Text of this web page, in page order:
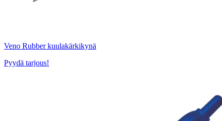
Veno Rubber kuulakärkikynä
Pyydä tarjous!